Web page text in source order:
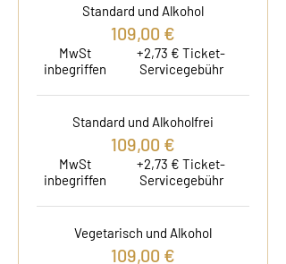
Standard und Alkohol
109,00 €
MwSt
inbegriffen
+2,73 € Ticket-
Servicegebühr
Standard und Alkoholfrei
109,00 €
MwSt
inbegriffen
+2,73 € Ticket-
Servicegebühr
Vegetarisch und Alkohol
109,00 €